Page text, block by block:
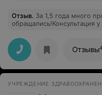
Отзыв. За 1,5 года много
обращались!Консультация
которых хотели знать,и без
уже всё знал!Очень помог,
поклон!
Отзывы
УЧРЕЖДЕНИЕ